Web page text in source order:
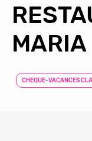
MARIA
CHEQUE-VACANCES